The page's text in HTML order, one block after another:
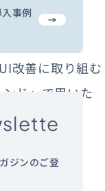
改善に取り組む
ド」で用いた
します。
事例
ジンのご登